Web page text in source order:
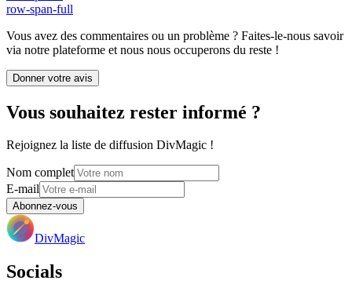
row-span-full
Vous avez des commentaires ou un problème ? Faites-le-nous savoir
via notre plateforme et nous nous occuperons du reste !
Donner votre avis
Vous souhaitez rester informé ?
Rejoignez la liste de diffusion DivMagic !
Nom complet
E-mail
Abonnez-vous
DivMagic
Socials